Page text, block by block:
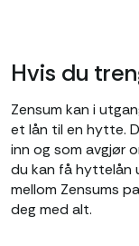
Hvis du
Zensum kan i
et lån til en hytte.
inn og som avgjør
du kan få hyttelån
mellom Zensums
deg med alt.